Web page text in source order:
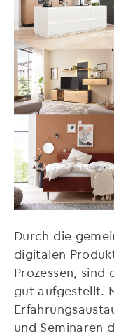
Durch die
digitalen
Prozessen, sind
gut aufgestellt.
und Seminaren